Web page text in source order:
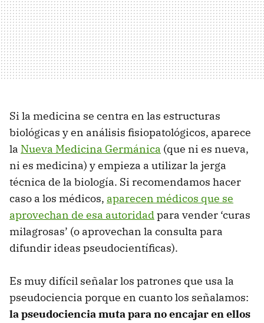
Si la medicina se centra en las estructuras
biológicas y en análisis fisiopatológicos, aparece
la Nueva Medicina Germánica (que ni es nueva,
ni es medicina) y empieza a utilizar la jerga
técnica de la biología. Si recomendamos hacer
caso a los médicos, aparecen médicos que se
aprovechan de esa autoridadpara vender ‘curas
milagrosas’ (o aprovechan la consulta para
difundir ideas pseudocientíficas).
Es muy difícil señalar los patrones que usa la
pseudociencia porque en cuanto los señalamos:
la pseudociencia muta para no encajar en ellos